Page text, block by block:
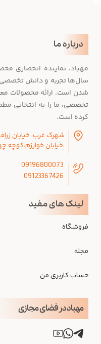
درباره ما
مهباد، نماینده انحصاری
سال‌ها تجربه و دانش
شدن است. ارائه محصولات
تخصصی، ما را به انتخابی
کرده است.
شهرک غرب، خیابان
،خیابان خوارزم،کوچه
09196800073
09123367426
لینک های مفید
فروشگاه
مجله
حساب کاربری من
مهباد در فضای مجازی